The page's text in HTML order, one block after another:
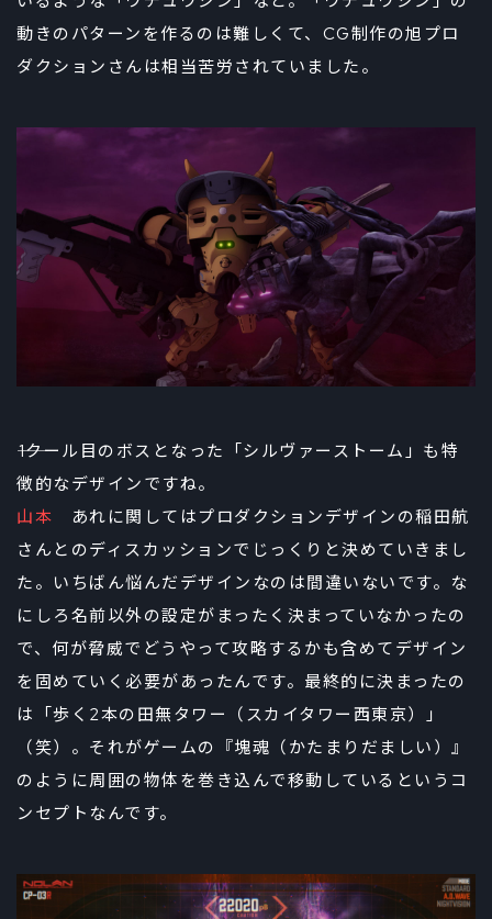
動きのパターンを作るのは難しくて、CG制作の旭プロ
ダクションさんは相当苦労されていました。
――1クール目のボスとなった「シルヴァーストーム」も特
徴的なデザインですね。
山本 あれに関してはプロダクションデザインの稲田航
さんとのディスカッションでじっくりと決めていきまし
た。いちばん悩んだデザインなのは間違いないです。な
にしろ名前以外の設定がまったく決まっていなかったの
で、何が脅威でどうやって攻略するかも含めてデザイン
を固めていく必要があったんです。最終的に決まったの
は「歩く2本の田無タワー（スカイタワー西東京）」
（笑）。それがゲームの『塊魂（かたまりだましい）』
のように周囲の物体を巻き込んで移動しているというコ
ンセプトなんです。